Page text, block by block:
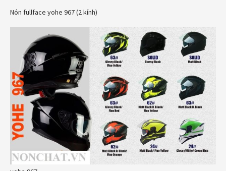
Nón fullface yohe 967 (2 kính)